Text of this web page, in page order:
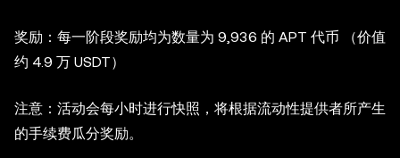
奖励：每一阶段奖励均为数量为 9,936 的 APT 代币 （价值
约 4.9 万 USDT）
注意：活动会每小时进行快照，将根据流动性提供者所产生
的手续费瓜分奖励。